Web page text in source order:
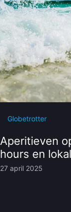
Globetrotter
Aperitieven
hours en
27 april 2025